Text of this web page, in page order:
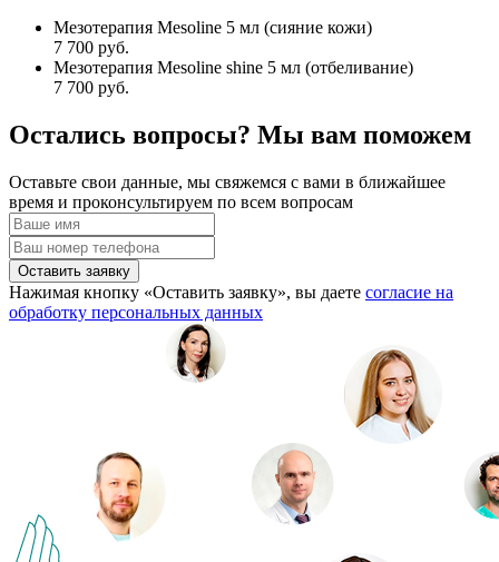
Мезотерапия Mesoline 5 мл (сияние кожи)
7 700 руб.
Мезотерапия Mesoline shine 5 мл (отбеливание)
7 700 руб.
Остались вопросы? Мы вам поможем
Оставьте свои данные, мы свяжемся с вами в ближайшее
время и проконсультируем по всем вопросам
Оставить заявку
Нажимая кнопку «Оставить заявку», вы даете согласие на
обработку персональных данных